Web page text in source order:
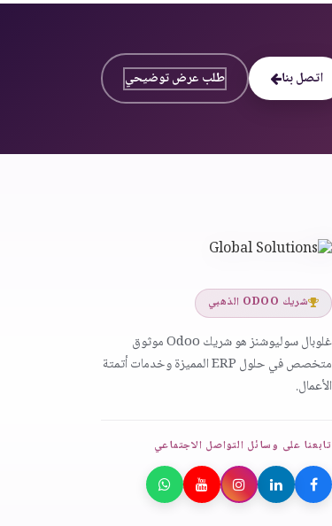
اتصل بنا طلب عرض توضيحي
شريك ODOO الذهبي
غلوبال سوليوشنز هو شريك Odoo موثوق
متخصص في حلول ERP المميزة وخدمات أتمتة
الأعمال.
تابعنا على وسائل التواصل الاجتماعي